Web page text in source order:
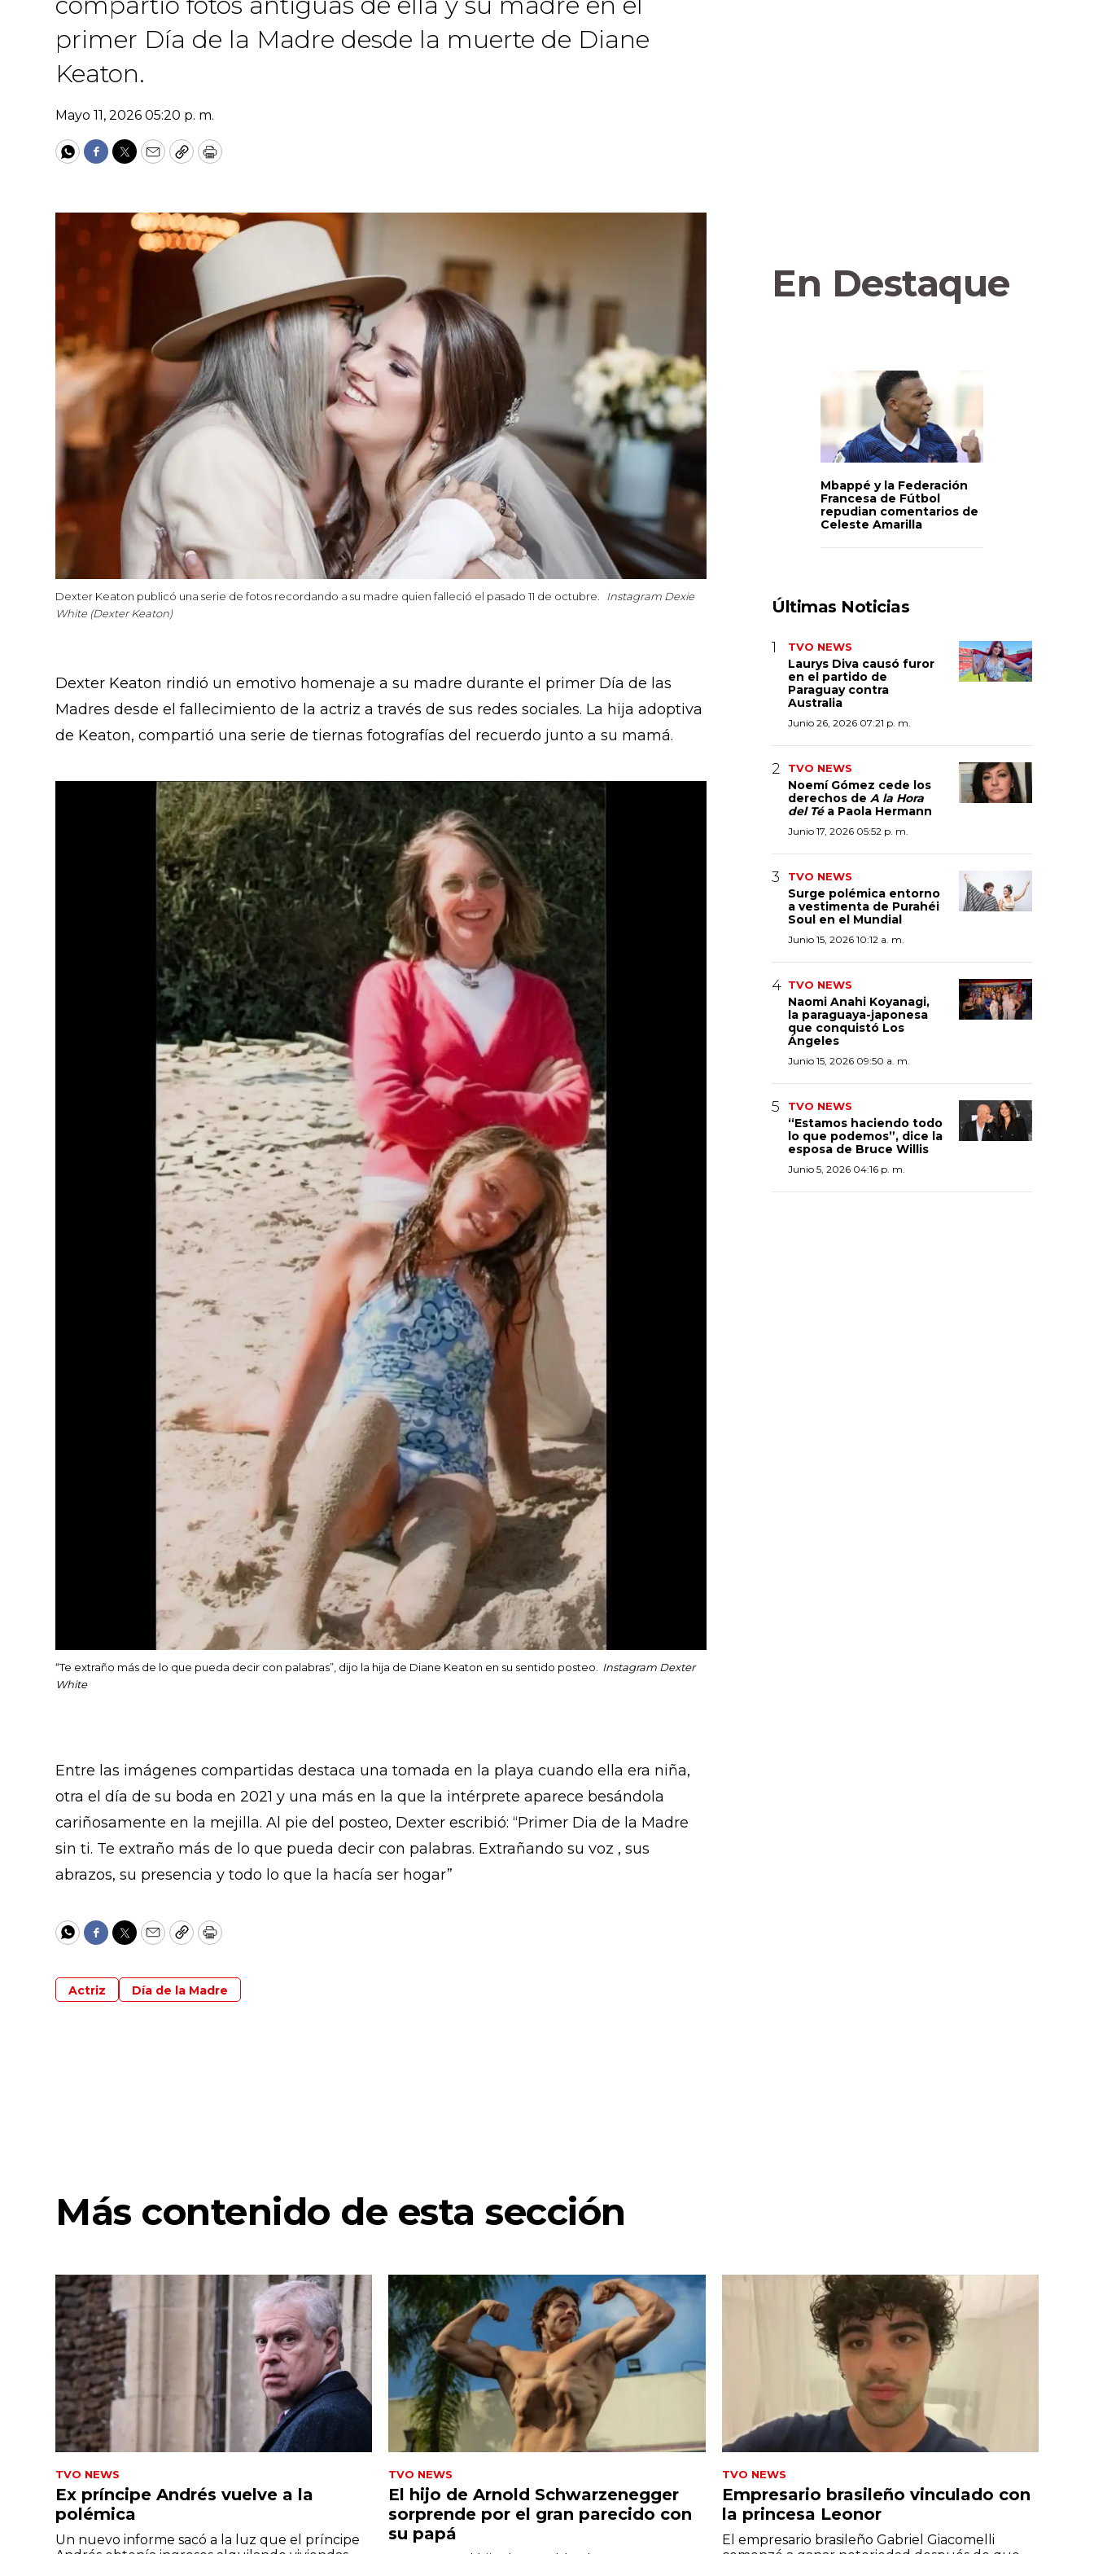
primer Día de la Madre desde la muerte de Diane
Keaton.
Mayo 11, 2026 05:20 p. m.
WhatsApp
Facebook
Twitter
EmailCopyPrint
Dexter Keaton publicó una serie de fotos recordando a su madre quien falleció el pasado 11 de octubre.
Instagram Dexie
White (Dexter Keaton)
Dexter Keaton rindió un emotivo homenaje a su madre durante el primer Día de las
Madres desde el fallecimiento de la actriz a través de sus redes sociales. La hija adoptiva
de Keaton, compartió una serie de tiernas fotografías del recuerdo junto a su mamá.
“Te extraño más de lo que pueda decir con palabras”, dijo la hija de Diane Keaton en su sentido posteo.
Instagram Dexter
White
Entre las imágenes compartidas destaca una tomada en la playa cuando ella era niña,
otra el día de su boda en 2021 y una más en la que la intérprete aparece besándola
cariñosamente en la mejilla. Al pie del posteo, Dexter escribió: “Primer Dia de la Madre
sin ti. Te extraño más de lo que pueda decir con palabras. Extrañando su voz , sus
abrazos, su presencia y todo lo que la hacía ser hogar”
WhatsApp
Facebook
Twitter
EmailCopyPrint
Actriz Día de la Madre
En Destaque
Mbappé y la Federación
Francesa de Fútbol
repudian comentarios de
Celeste Amarilla
Últimas Noticias
TVO NEWS
Laurys Diva causó furor
en el partido de
Paraguay contra
Australia
Junio 26, 2026 07:21 p. m.
TVO NEWS
Noemí Gómez cede los
derechos de A la Hora
del Té a Paola Hermann
Junio 17, 2026 05:52 p. m.
TVO NEWS
Surge polémica entorno
a vestimenta de Purahéi
Soul en el Mundial
Junio 15, 2026 10:12 a. m.
TVO NEWS
Naomi Anahi Koyanagi,
la paraguaya-japonesa
que conquistó Los
Ángeles
Junio 15, 2026 09:50 a. m.
TVO NEWS
“Estamos haciendo todo
lo que podemos”, dice la
esposa de Bruce Willis
Junio 5, 2026 04:16 p. m.
Más contenido de esta sección
TVO NEWS
Ex príncipe Andrés vuelve a la
polémica
Un nuevo informe sacó a la luz que el príncipe
TVO NEWS
El hijo de Arnold Schwarzenegger
sorprende por el gran parecido con
su papá
TVO NEWS
Empresario brasileño vinculado con
la princesa Leonor
El empresario brasileño Gabriel Giacomelli